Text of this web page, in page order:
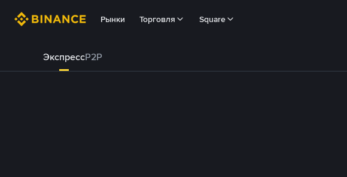
Рынки Торговля Square
ЭкспрессP2P